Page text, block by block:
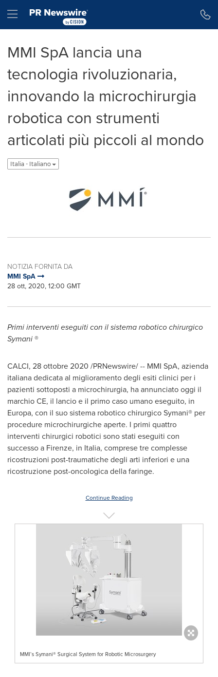
Hamburger menu
MMI SpA lancia una
tecnologia rivoluzionaria,
innovando la microchirurgia
robotica con strumenti
articolati più piccoli al mondo
Italia - Italiano
NOTIZIA FORNITA DA
MMI SpA
28 ott, 2020, 12:00 GMT
Primi interventi eseguiti con il sistema robotico chirurgico
Symani®
CALCI, 28 ottobre 2020 /PRNewswire/ -- MMI SpA, azienda
italiana dedicata al miglioramento degli esiti clinici per i
pazienti sottoposti a microchirurgia, ha annunciato oggi il
marchio CE, il lancio e il primo caso umano eseguito, in
Europa, con il suo sistema robotico chirurgico Symani® per
procedure microchirurgiche aperte. I primi quattro
interventi chirurgici robotici sono stati eseguiti con
successo a Firenze, in Italia, comprese tre complesse
ricostruzioni post-traumatiche degli arti inferiori e una
ricostruzione post-oncologica della faringe.
Continue Reading
MMI’s Symani® Surgical System for Robotic Microsurgery